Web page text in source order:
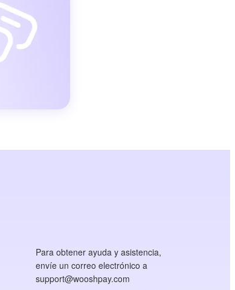
Para obtener ayuda y asistencia,
envíe un correo electrónico a
support@wooshpay.com